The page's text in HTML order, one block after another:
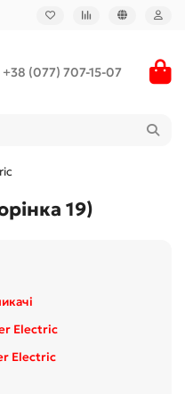
+38 (077) 707-15-07
19)
Electric
Electric